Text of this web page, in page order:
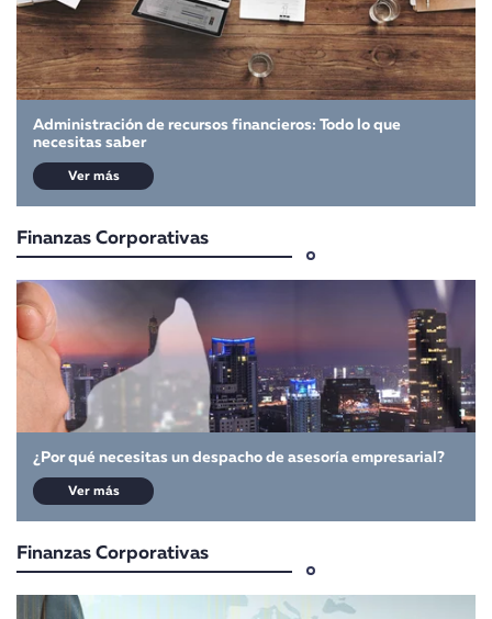
Administración de recursos financieros: Todo lo que
necesitas saber
Ver más
Finanzas Corporativas
¿Por qué necesitas un despacho de asesoría empresarial?
Ver más
Finanzas Corporativas